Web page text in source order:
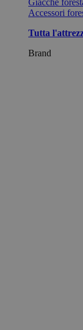
Giacche
Accessori
Tutta
Brand